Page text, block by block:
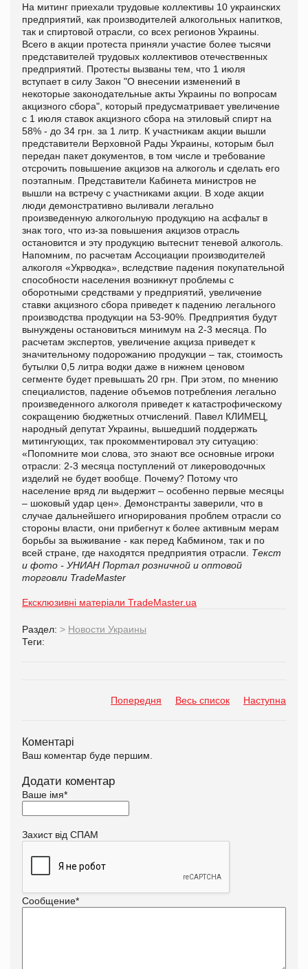
На митинг приехали трудовые коллективы 10 украинских
предприятий, как производителей алкогольных напитков,
так и спиртовой отрасли, со всех регионов Украины.
Всего в акции протеста приняли участие более тысячи
представителей трудовых коллективов отечественных
предприятий. Протесты вызваны тем, что 1 июля
вступает в силу Закон "О внесении изменений в
некоторые законодательные акты Украины по вопросам
акцизного сбора", который предусматривает увеличение
с 1 июля ставок акцизного сбора на этиловый спирт на
58% - до 34 грн. за 1 литр. К участникам акции вышли
представители Верховной Рады Украины, которым был
передан пакет документов, в том числе и требование
отсрочить повышение акцизов на алкоголь и сделать его
поэтапным. Представители Кабинета министров не
вышли на встречу с участниками акции. В ходе акции
люди демонстративно выливали легально
произведенную алкогольную продукцию на асфальт в
знак того, что из-за повышения акцизов отрасль
остановится и эту продукцию вытеснит теневой алкоголь.
Напомним, по расчетам Ассоциации производителей
алкоголя «Укрводка», вследствие падения покупательной
способности населения возникнут проблемы с
оборотными средствами у предприятий, увеличение
ставки акцизного сбора приведет к падению легального
производства продукции на 53-90%. Предприятия будут
вынуждены остановиться минимум на 2-3 месяца. По
расчетам экспертов, увеличение акциза приведет к
значительному подорожанию продукции – так, стоимость
бутылки 0,5 литра водки даже в нижнем ценовом
сегменте будет превышать 20 грн. При этом, по мнению
специалистов, падение объемов потребления легально
произведенного алкоголя приведет к катастрофическому
сокращению бюджетных отчислений. Павел КЛИМЕЦ,
народный депутат Украины, вышедший поддержать
митингующих, так прокомментировал эту ситуацию:
«Попомните мои слова, это знают все основные игроки
отрасли: 2-3 месяца поступлений от ликероводочных
изделий не будет вообще. Почему? Потому что
население вряд ли выдержит – особенно первые месяцы
– шоковый удар цен». Демонстранты заверили, что в
случае дальнейшего игнорирования проблем отрасли со
стороны власти, они прибегнут к более активным мерам
борьбы за выживание - как перед Кабмином, так и по
всей стране, где находятся предприятия отрасли. Текст
и фото - УНИАН Портал розничной и оптовой
торговли TradeMaster
Ексклюзивні матеріали TradeMaster.ua
Раздел: > Новости Украины
Теги:
Попередня Весь список Наступна
Коментарі
Ваш коментар буде першим.
Додати коментар
Ваше імя*
Захист від СПАМ
Сообщение*